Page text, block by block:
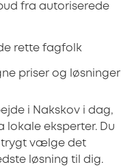
fra autoriserede
rette fagfolk
priser og løsninger
i Nakskov i dag,
eksperter. Du
trygt vælge det
løsning til dig.